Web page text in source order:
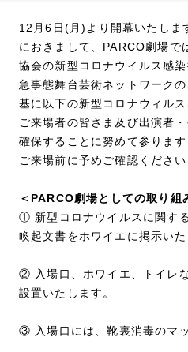
12月6日(月)より開幕いたしま
におきまして、PARCO劇場で
協会の新型コロナウイルス感
急事態舞台芸術ネットワーク
基に以下の新型コロナウィル
ご来場者の皆さま及び出演者
確保することに努めて参ります
ご来場前に予めご確認ください
＜PARCO劇場としての取り組
① 新型コロナウイルスに関す
喚起文書をホワイエに掲示いた
② 入場口、ホワイエ、トイレ
設置いたします。
③ 入場口には、靴裏消毒のマ